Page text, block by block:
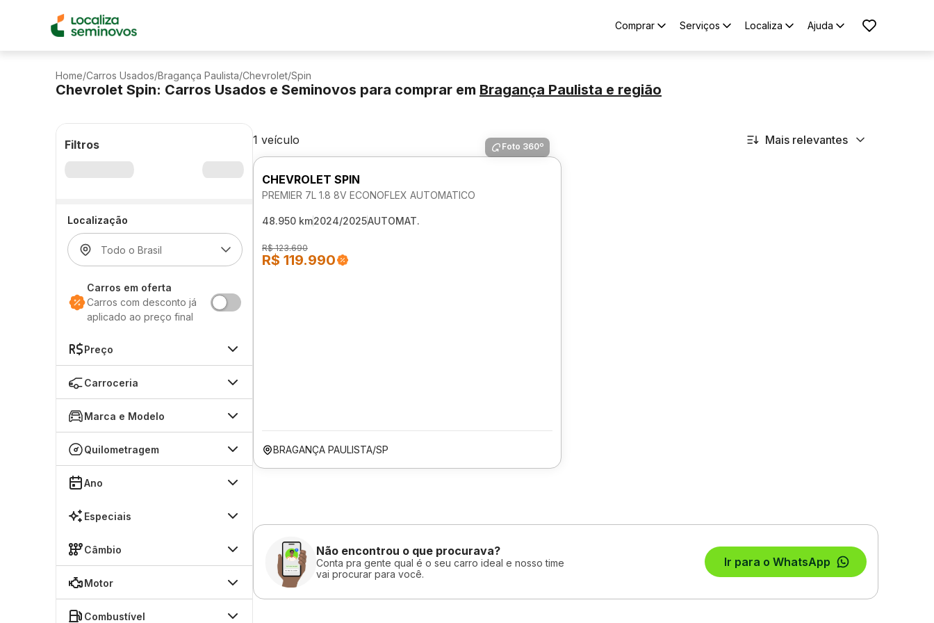
Comprar Serviços Localiza Ajuda
Home/Carros Usados/Bragança Paulista/Chevrolet/Spin
Chevrolet Spin: Carros Usados e Seminovos para comprar em Bragança Paulista e região
Filtros
Localização
Carros em oferta
Carros com desconto já
aplicado ao preço final
Preço
Carroceria
Marca e Modelo
Quilometragem
Ano
Especiais
Câmbio
Motor
Combustível
1 veículo Mais relevantes
Foto 360º
CHEVROLET SPIN
PREMIER 7L 1.8 8V ECONOFLEX AUTOMATICO
48.950 km2024/2025AUTOMAT.
R$ 123.690
R$ 119.990
BRAGANÇA PAULISTA/SP
Não encontrou o que procurava?
Conta pra gente qual é o seu carro ideal e nosso time
vai procurar para você.
Ir para o WhatsApp